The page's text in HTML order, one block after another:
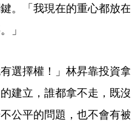
。「我現在的重心都放在
」
選擇權！」林昇靠投資拿
建立，誰都拿不走，既沒
公平的問題，也不會有被